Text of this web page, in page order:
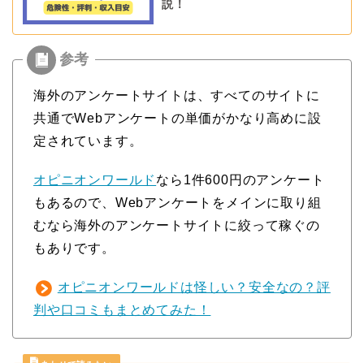
説！
海外のアンケートサイトは、すべてのサイトに
共通でWebアンケートの単価がかなり高めに設
定されています。
オピニオンワールド なら1件600円のアンケート
もあるので、Webアンケートをメインに取り組
むなら海外のアンケートサイトに絞って稼ぐの
もありです。
オピニオンワールドは怪しい？安全なの？評
判や口コミもまとめてみた！